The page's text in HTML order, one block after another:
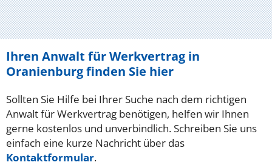
Ihren Anwalt für Werkvertrag in
Oranienburg finden Sie hier
Sollten Sie Hilfe bei Ihrer Suche nach dem richtigen
Anwalt für Werkvertrag benötigen, helfen wir Ihnen
gerne kostenlos und unverbindlich. Schreiben Sie uns
einfach eine kurze Nachricht über das
Kontaktformular.